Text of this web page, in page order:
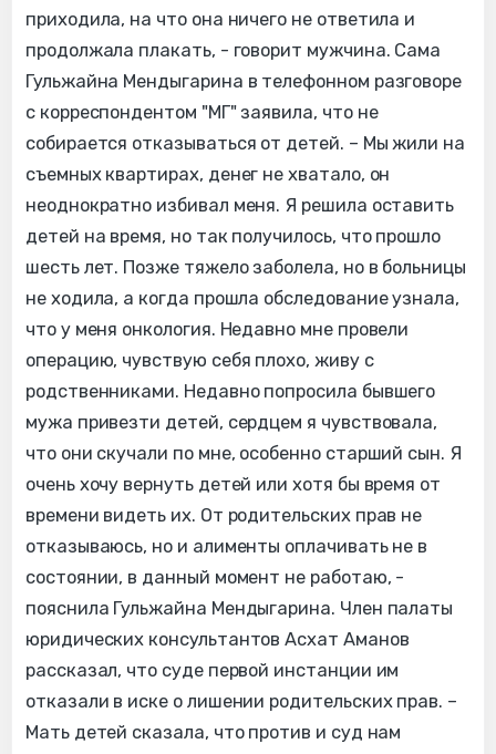
приходила, на что она ничего не ответила и
продолжала плакать, - говорит мужчина. Сама
Гульжайна Мендыгарина в телефонном разговоре
с корреспондентом "МГ" заявила, что не
собирается отказываться от детей. – Мы жили на
съемных квартирах, денег не хватало, он
неоднократно избивал меня. Я решила оставить
детей на время, но так получилось, что прошло
шесть лет. Позже тяжело заболела, но в больницы
не ходила, а когда прошла обследование узнала,
что у меня онкология. Недавно мне провели
операцию, чувствую себя плохо, живу с
родственниками. Недавно попросила бывшего
мужа привезти детей, сердцем я чувствовала,
что они скучали по мне, особенно старший сын. Я
очень хочу вернуть детей или хотя бы время от
времени видеть их. От родительских прав не
отказываюсь, но и алименты оплачивать не в
состоянии, в данный момент не работаю, -
пояснила Гульжайна Мендыгарина. Член палаты
юридических консультантов Асхат Аманов
рассказал, что суде первой инстанции им
отказали в иске о лишении родительских прав. –
Мать детей сказала, что против и суд нам